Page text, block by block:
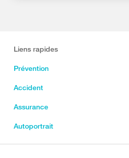
Liens rapides
Prévention
Accident
Assurance
Autoportrait